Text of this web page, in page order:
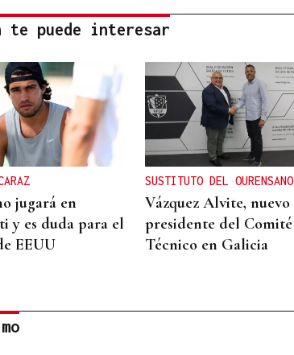
te puede interesar
jugará en
y es duda para el
EEUU
SUSTITUTO DEL OURENSANO
Vázquez Alvite, nuevo
presidente del Comité
Técnico en Galicia